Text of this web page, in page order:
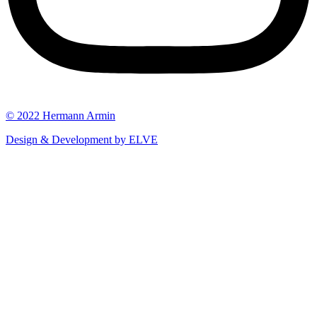
© 2022 Hermann Armin
Design & Development by ELVE